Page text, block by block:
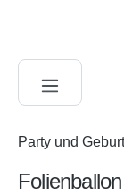
Party und